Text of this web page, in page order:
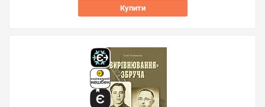
Купити